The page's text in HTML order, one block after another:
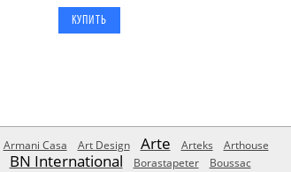
Armani Casa Art Design Arte Arteks
Arthouse
BN International Borastapeter
Boussac